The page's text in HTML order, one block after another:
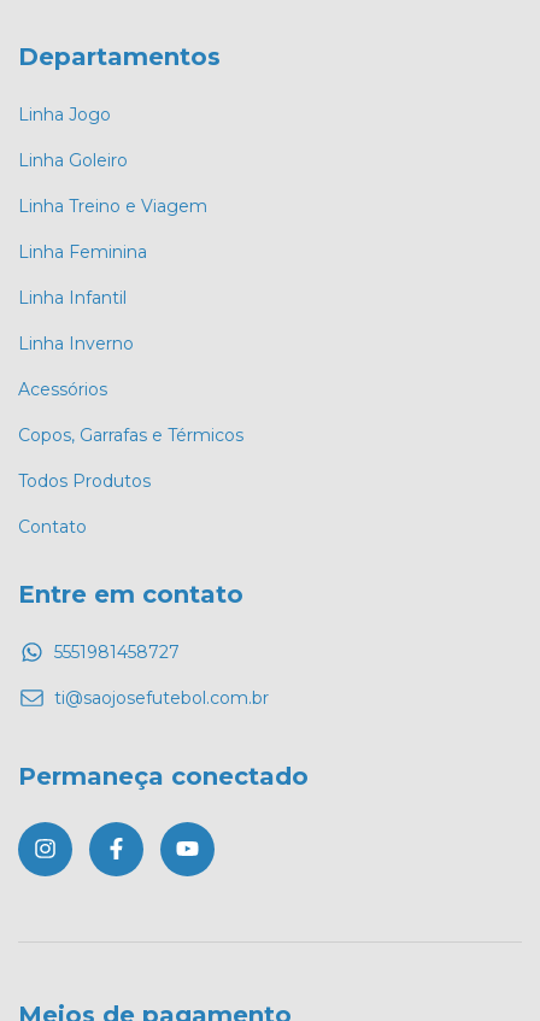
Departamentos
Linha Jogo
Linha Goleiro
Linha Treino e Viagem
Linha Feminina
Linha Infantil
Linha Inverno
Acessórios
Copos, Garrafas e Térmicos
Todos Produtos
Contato
Entre em contato
5551981458727
ti@saojosefutebol.com.br
Permaneça conectado
Meios de pagamento